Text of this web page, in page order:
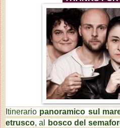
Itinerario panoramico sul
etrusco, al bosco del